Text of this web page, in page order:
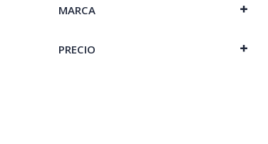
MARCA
PRECIO